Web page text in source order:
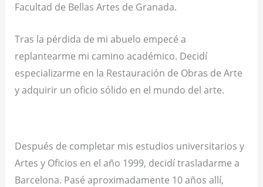
Facultad de Bellas Artes de Granada.
Tras la pérdida de mi abuelo empecé a
replantearme mi camino académico. Decidí
especializarme en la Restauración de Obras de Arte
y adquirir un oficio sólido en el mundo del arte.
Después de completar mis estudios universitarios y
Artes y Oficios en el año 1999, decidí trasladarme a
Barcelona. Pasé aproximadamente 10 años allí,